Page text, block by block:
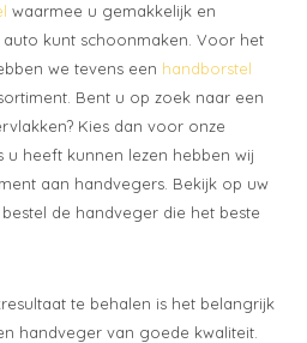
waarmee u gemakkelijk en
kunt schoonmaken. Voor het
we tevens een handborstel
Bent u op zoek naar een
Kies dan voor onze
u heeft kunnen lezen hebben wij
aan handvegers. Bekijk op uw
de handveger die het beste
te behalen is het belangrijk
handveger van goede kwaliteit.